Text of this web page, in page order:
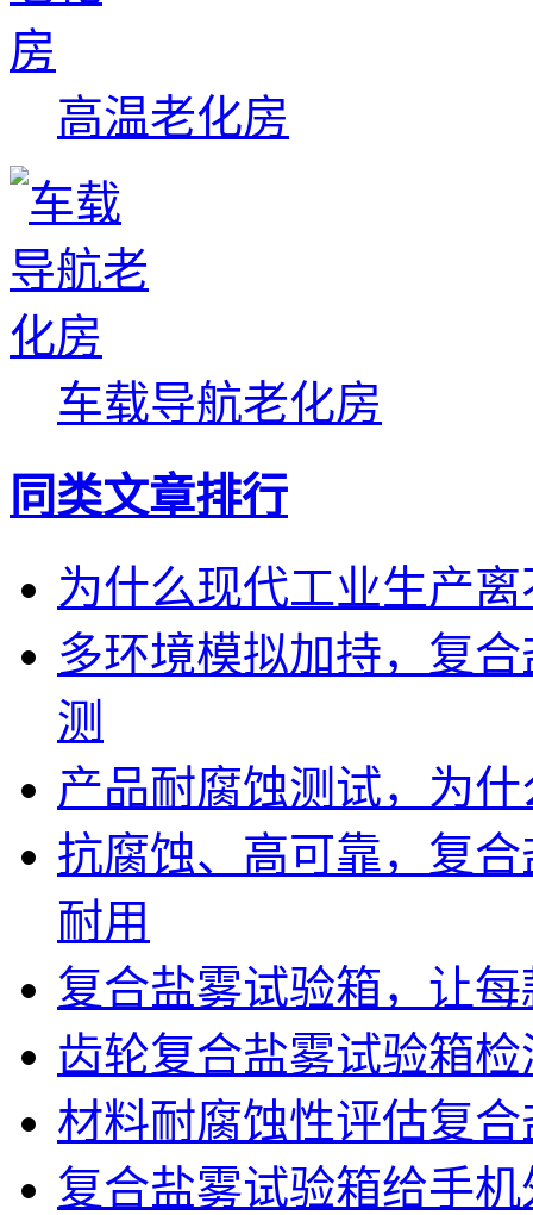
高温老化房
车载导航老化房
同类文章排行
为什么现代工业生产
多环境模拟加持，复
测
产品耐腐蚀测试，为
抗腐蚀、高可靠，复
耐用
复合盐雾试验箱，让
齿轮复合盐雾试验箱
材料耐腐蚀性评估复
复合盐雾试验箱给手